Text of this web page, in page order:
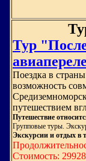
Тур
Поездка в
возможность
путешествием
Путешествие
Групповые туры.
Экскурсии и отдых в
Стоимость: